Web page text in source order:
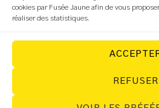
cookies par Fusée Jaune afin de vous
réaliser des statistiques.
REFUSER
SEO local
Rédaction SEO